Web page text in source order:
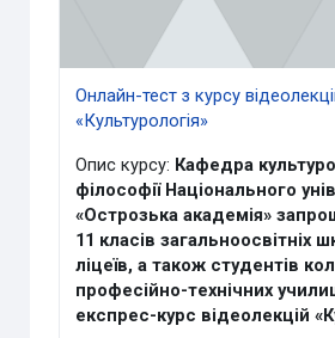
Онлайн-тест з курсу
«Культурологія»
Опис курсу: Кафедра
філософії Національного
«Острозька академія»
11 класів загальноосвітніх
ліцеїв, а також студентів
професійно-технічних
експрес-курс відеолекцій